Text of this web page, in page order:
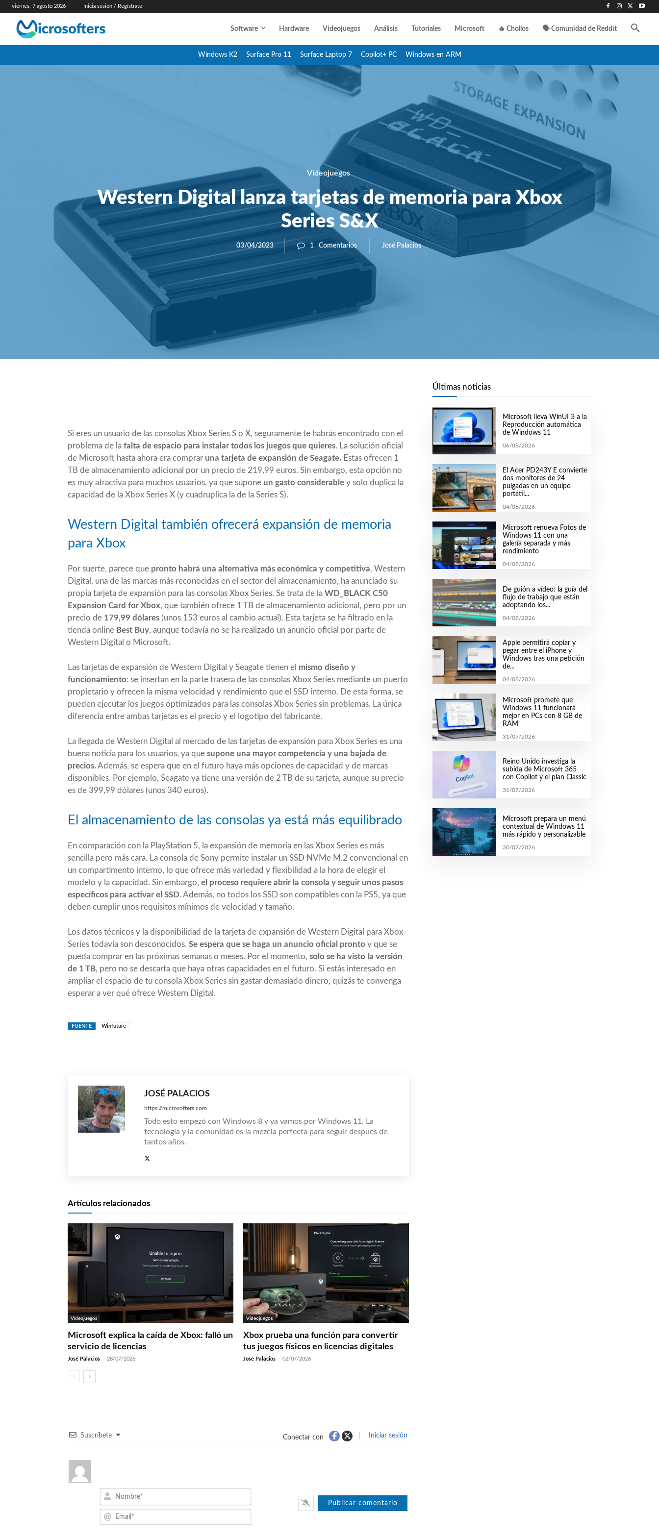
viernes, 7 agosto 2026 Inicia sesión / Regístrate
Software Hardware Videojuegos Análisis Tutoriales Microsoft 🔥 Chollos 🗣️ Comunidad de Reddit
Windows K2 Surface Pro 11 Surface Laptop 7 Copilot+ PC Windows en ARM
Videojuegos
Western Digital lanza tarjetas de memoria para Xbox
Series S&X
03/04/2023 1 Comentarios José Palacios
Si eres un usuario de las consolas Xbox Series S o X, seguramente te habrás encontrado con el
problema de la falta de espacio para instalar todos los juegos que quieres. La solución oficial
de Microsoft hasta ahora era comprar una tarjeta de expansión de Seagate. Estas ofrecen 1
TB de almacenamiento adicional por un precio de 219,99 euros. Sin embargo, esta opción no
es muy atractiva para muchos usuarios, ya que supone un gasto considerable y solo duplica la
capacidad de la Xbox Series X (y cuadruplica la de la Series S).
Western Digital también ofrecerá expansión de memoria
para Xbox
Por suerte, parece que pronto habrá una alternativa más económica y competitiva. Western
Digital, una de las marcas más reconocidas en el sector del almacenamiento, ha anunciado su
propia tarjeta de expansión para las consolas Xbox Series. Se trata de la WD_BLACK C50
Expansion Card for Xbox, que también ofrece 1 TB de almacenamiento adicional, pero por un
precio de 179,99 dólares (unos 153 euros al cambio actual). Esta tarjeta se ha filtrado en la
tienda online Best Buy, aunque todavía no se ha realizado un anuncio oficial por parte de
Western Digital o Microsoft.
Las tarjetas de expansión de Western Digital y Seagate tienen el mismo diseño y
funcionamiento: se insertan en la parte trasera de las consolas Xbox Series mediante un puerto
propietario y ofrecen la misma velocidad y rendimiento que el SSD interno. De esta forma, se
pueden ejecutar los juegos optimizados para las consolas Xbox Series sin problemas. La única
diferencia entre ambas tarjetas es el precio y el logotipo del fabricante.
La llegada de Western Digital al mercado de las tarjetas de expansión para Xbox Series es una
buena noticia para los usuarios, ya que supone una mayor competencia y una bajada de
precios.Además, se espera que en el futuro haya más opciones de capacidad y de marcas
disponibles. Por ejemplo, Seagate ya tiene una versión de 2 TB de su tarjeta, aunque su precio
es de 399,99 dólares (unos 340 euros).
El almacenamiento de las consolas ya está más equilibrado
En comparación con la PlayStation 5, la expansión de memoria en las Xbox Series es más
sencilla pero más cara. La consola de Sony permite instalar un SSD NVMe M.2 convencional en
un compartimento interno, lo que ofrece más variedad y flexibilidad a la hora de elegir el
modelo y la capacidad. Sin embargo, el proceso requiere abrir la consola y seguir unos pasos
específicos para activar el SSD. Además, no todos los SSD son compatibles con la PS5, ya que
deben cumplir unos requisitos mínimos de velocidad y tamaño.
Los datos técnicos y la disponibilidad de la tarjeta de expansión de Western Digital para Xbox
Series todavía son desconocidos. Se espera que se haga un anuncio oficial pronto y que se
pueda comprar en las próximas semanas o meses. Por el momento, solo se ha visto la versión
de 1 TB, pero no se descarta que haya otras capacidades en el futuro. Si estás interesado en
ampliar el espacio de tu consola Xbox Series sin gastar demasiado dinero, quizás te convenga
esperar a ver qué ofrece Western Digital.
FUENTE Winfuture
JOSÉ PALACIOS
https://microsofters.com
Todo esto empezó con Windows 8 y ya vamos por Windows 11. La
tecnología y la comunidad es la mezcla perfecta para seguir después de
tantos años.
Artículos relacionados
Videojuegos
Microsoft explica la caída de Xbox: falló un
servicio de licencias
José Palacios - 28/07/2026
Videojuegos
Xbox prueba una función para convertir
tus juegos físicos en licencias digitales
José Palacios - 02/07/2026
Suscríbete Conectar con Iniciar sesión
Últimas noticias
Microsoft lleva WinUI 3 a la
Reproducción automática
de Windows 11
06/08/2026
El Acer PD243Y E convierte
dos monitores de 24
pulgadas en un equipo
portátil...
04/08/2026
Microsoft renueva Fotos de
Windows 11 con una
galería separada y más
rendimiento
04/08/2026
De guión a vídeo: la guía del
flujo de trabajo que están
adoptando los...
04/08/2026
Apple permitirá copiar y
pegar entre el iPhone y
Windows tras una petición
de...
04/08/2026
Microsoft promete que
Windows 11 funcionará
mejor en PCs con 8 GB de
RAM
31/07/2026
Reino Unido investiga la
subida de Microsoft 365
con Copilot y el plan Classic
31/07/2026
Microsoft prepara un menú
contextual de Windows 11
más rápido y personalizable
30/07/2026